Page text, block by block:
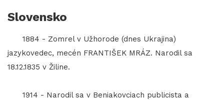
Slovensko
1884 - Zomrel v Užhorode (dnes Ukrajina)
jazykovedec, mecén FRANTIŠEK MRÁZ. Narodil sa
18.12.1835 v Žiline.
1914 - Narodil sa v Beniakovciach publicista a